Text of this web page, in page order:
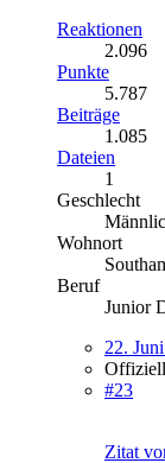
Reaktionen
2.096
Punkte
5.787
Beiträge
1.085
Dateien
1
Geschlecht
Wohnort
Beruf
Junior
22.
#23
Zitat